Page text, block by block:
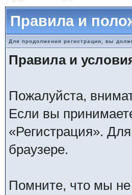
Правила и
Для продолжения регистрации, вы
Правила и
Пожалуйста,
Если вы
«Регистрация».
браузере.
Помните, что мы